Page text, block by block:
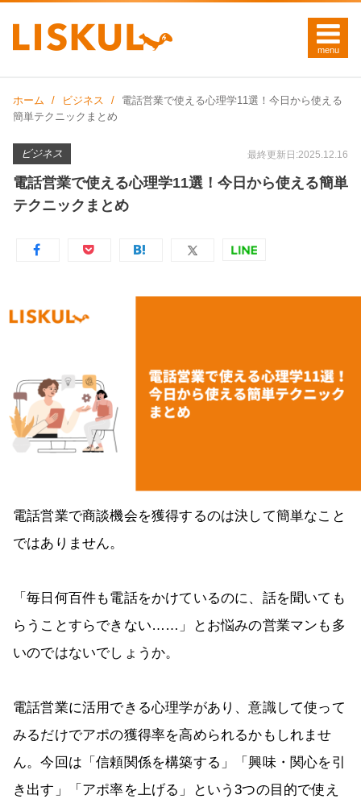
ホーム ビジネス
電話営業で使える心理学11選！今日から使える
簡単テクニックまとめ
ビジネス 最終更新日:2025.12.16
電話営業で使える心理学11選！今日から使える簡単
テクニックまとめ
電話営業で商談機会を獲得するのは決して簡単なこと
ではありません。
「毎日何百件も電話をかけているのに、話を聞いても
らうことすらできない……」とお悩みの営業マンも多
いのではないでしょうか。
電話営業に活用できる心理学があり、意識して使って
みるだけでアポの獲得率を高められるかもしれませ
ん。今回は「信頼関係を構築する」「興味・関心を引
き出す」「アポ率を上げる」という3つの目的で使え